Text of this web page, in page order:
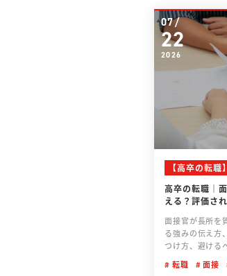
07/
22
2026
【高卒の転職
高卒の転職｜
える？評価さ
面接官が長所を
る強みの伝え方
つけ方、避ける
転職
面接